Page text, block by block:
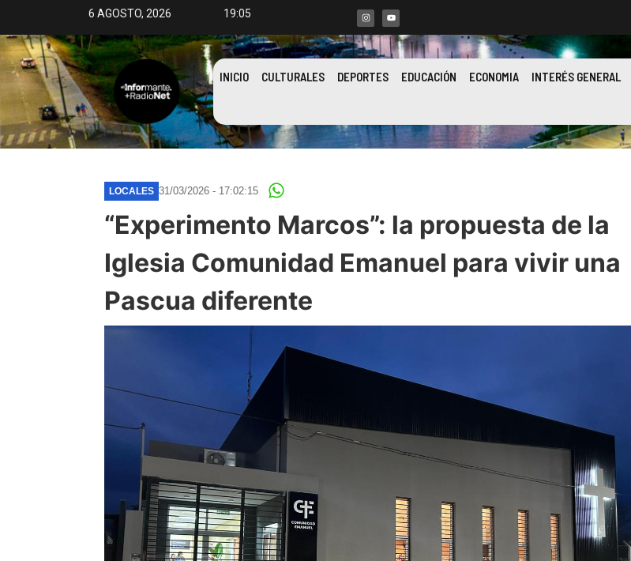
6 AGOSTO, 2026 19:05
INICIO CULTURALES DEPORTES EDUCACIÓN ECONOMIA INTERÉS GENERAL
LOCALES 31/03/2026 - 17:02:15
“Experimento Marcos”: la propuesta de la
Iglesia Comunidad Emanuel para vivir una
Pascua diferente